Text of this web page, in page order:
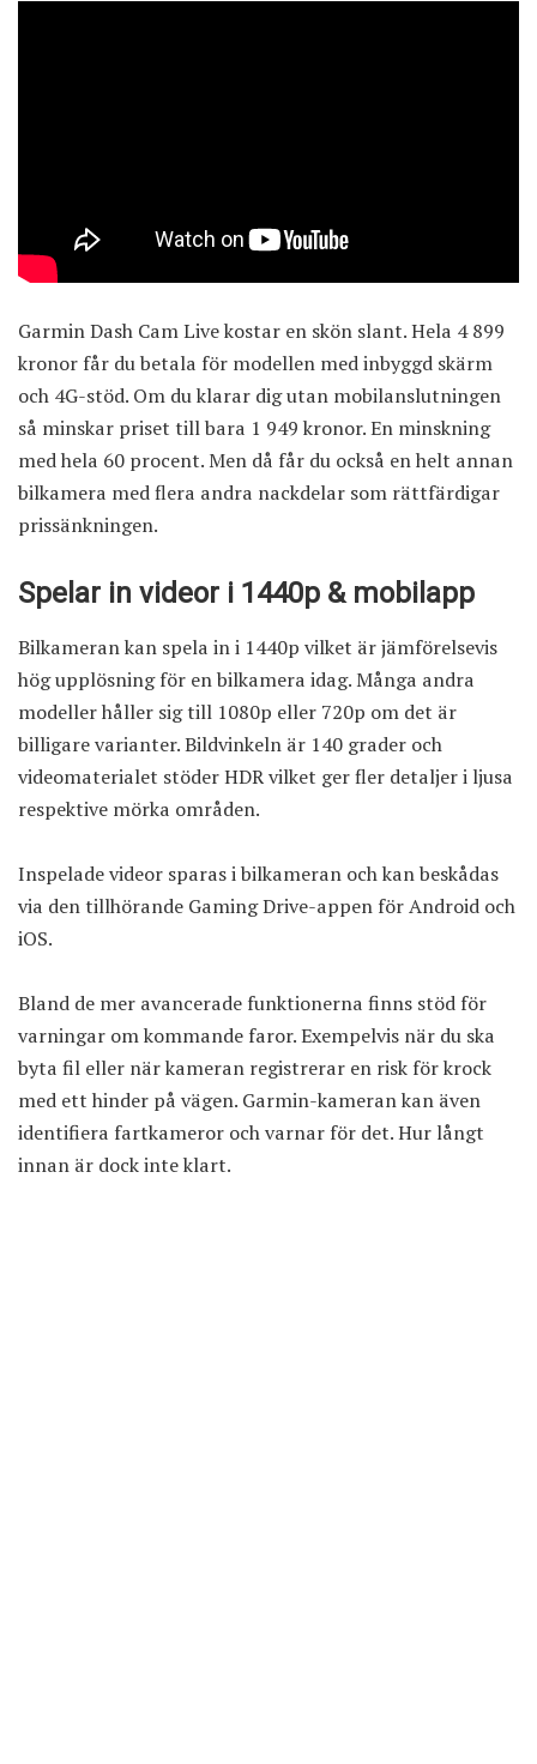
Garmin Dash Cam Live kostar en skön slant. Hela 4 899
kronor får du betala för modellen med inbyggd skärm
och 4G-stöd. Om du klarar dig utan mobilanslutningen
så minskar priset till bara 1 949 kronor. En minskning
med hela 60 procent. Men då får du också en helt annan
bilkamera med flera andra nackdelar som rättfärdigar
prissänkningen.
Spelar in videor i 1440p & mobilapp
Bilkameran kan spela in i 1440p vilket är jämförelsevis
hög upplösning för en bilkamera idag. Många andra
modeller håller sig till 1080p eller 720p om det är
billigare varianter. Bildvinkeln är 140 grader och
videomaterialet stöder HDR vilket ger fler detaljer i ljusa
respektive mörka områden.
Inspelade videor sparas i bilkameran och kan beskådas
via den tillhörande Gaming Drive-appen för Android och
iOS.
Bland de mer avancerade funktionerna finns stöd för
varningar om kommande faror. Exempelvis när du ska
byta fil eller när kameran registrerar en risk för krock
med ett hinder på vägen. Garmin-kameran kan även
identifiera fartkameror och varnar för det. Hur långt
innan är dock inte klart.